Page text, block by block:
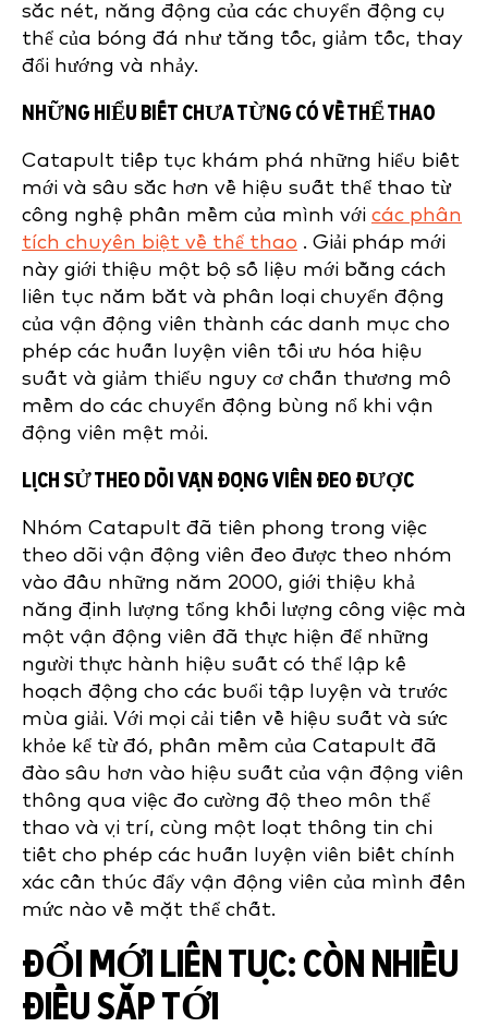
sắc nét, năng động của các chuyển động cụ
thể của bóng đá như tăng tốc, giảm tốc, thay
đổi hướng và nhảy.
NHỮNG HIỂU BIẾT CHƯA TỪNG CÓ VỀ THỂ THAO
Catapult tiếp tục khám phá những hiểu biết
mới và sâu sắc hơn về hiệu suất thể thao từ
công nghệ phần mềm của mình với các phân
tích chuyên biệt về thể thao . Giải pháp mới
này giới thiệu một bộ số liệu mới bằng cách
liên tục nắm bắt và phân loại chuyển động
của vận động viên thành các danh mục cho
phép các huấn luyện viên tối ưu hóa hiệu
suất và giảm thiểu nguy cơ chấn thương mô
mềm do các chuyển động bùng nổ khi vận
động viên mệt mỏi.
LỊCH SỬ THEO DÕI VẬN ĐỘNG VIÊN ĐEO ĐƯỢC
Nhóm Catapult đã tiên phong trong việc
theo dõi vận động viên đeo được theo nhóm
vào đầu những năm 2000, giới thiệu khả
năng định lượng tổng khối lượng công việc mà
một vận động viên đã thực hiện để những
người thực hành hiệu suất có thể lập kế
hoạch động cho các buổi tập luyện và trước
mùa giải. Với mọi cải tiến về hiệu suất và sức
khỏe kể từ đó, phần mềm của Catapult đã
đào sâu hơn vào hiệu suất của vận động viên
thông qua việc đo cường độ theo môn thể
thao và vị trí, cùng một loạt thông tin chi
tiết cho phép các huấn luyện viên biết chính
xác cần thúc đẩy vận động viên của mình đến
mức nào về mặt thể chất.
ĐỔI MỚI LIÊN TỤC: CÒN NHIỀU
ĐIỀU SẮP TỚI